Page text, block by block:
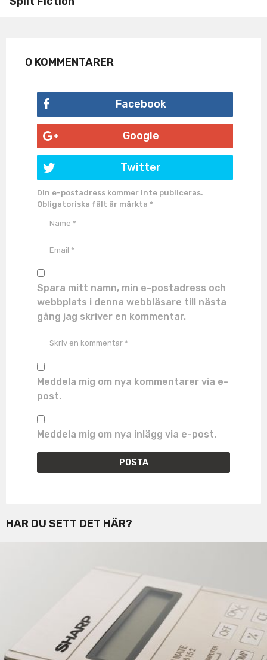
0 KOMMENTARER
Facebook
Google
Twitter
Din e-postadress kommer inte publiceras.
Obligatoriska fält är märkta *
Spara mitt namn, min e-postadress och
webbplats i denna webbläsare till nästa
gång jag skriver en kommentar.
Meddela mig om nya kommentarer via e-
post.
Meddela mig om nya inlägg via e-post.
HAR DU SETT DET HÄR?